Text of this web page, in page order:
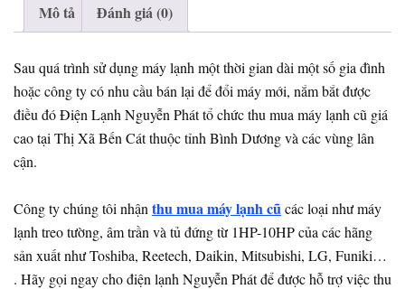
Mô tả Đánh giá (0)
Sau quá trình sử dụng máy lạnh một thời gian dài một số gia đình
hoặc công ty có nhu cầu bán lại để đổi máy mới, nắm bắt được
điều đó Điện Lạnh Nguyễn Phát tổ chức thu mua máy lạnh cũ giá
cao tại Thị Xã Bến Cát thuộc tỉnh Bình Dương và các vùng lân
cận.
Công ty chúng tôi nhận thu mua máy lạnh cũ các loại như máy
lạnh treo tường, âm trần và tủ đứng từ 1HP-10HP của các hãng
sản xuất như Toshiba, Reetech, Daikin, Mitsubishi, LG, Funiki…
. Hãy gọi ngay cho điện lạnh Nguyễn Phát để được hỗ trợ việc thu